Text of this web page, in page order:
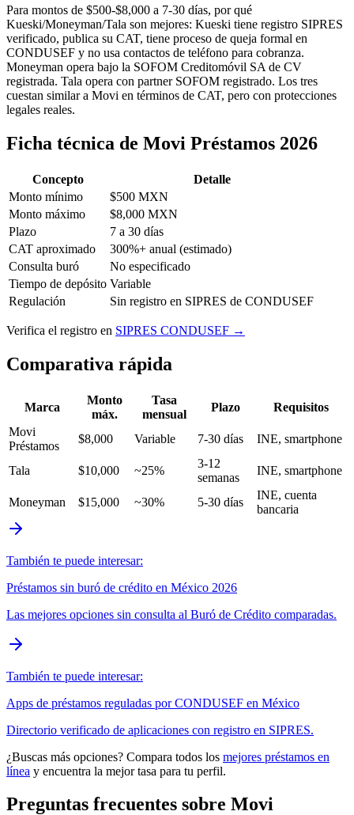
Para montos de $500-$8,000 a 7-30 días, por qué
Kueski/Moneyman/Tala son mejores: Kueski tiene registro SIPRES
verificado, publica su CAT, tiene proceso de queja formal en
CONDUSEF y no usa contactos de teléfono para cobranza.
Moneyman opera bajo la SOFOM Creditomóvil SA de CV
registrada. Tala opera con partner SOFOM registrado. Los tres
cuestan similar a Movi en términos de CAT, pero con protecciones
legales reales.
Ficha técnica de Movi Préstamos 2026
Concepto
Detalle
Monto mínimo
$500 MXN
Monto máximo
$8,000 MXN
Plazo
7 a 30 días
CAT aproximado
300%+ anual (estimado)
Consulta buró
No especificado
Tiempo de depósito Variable
Regulación
Sin registro en SIPRES de CONDUSEF
Verifica el registro en SIPRES CONDUSEF →
Comparativa rápida
Marca
Monto
máx.
Tasa
mensual
Plazo
Requisitos
Movi
Préstamos
$8,000 Variable 7-30 días INE, smartphone
Tala $10,000 ~25%
3-12
semanas
INE, smartphone
Moneyman $15,000 ~30% 5-30 días
INE, cuenta
bancaria
También te puede interesar:
Préstamos sin buró de crédito en México 2026
Las mejores opciones sin consulta al Buró de Crédito comparadas.
También te puede interesar:
Apps de préstamos reguladas por CONDUSEF en México
Directorio verificado de aplicaciones con registro en SIPRES.
¿Buscas más opciones? Compara todos los mejores préstamos en
línea y encuentra la mejor tasa para tu perfil.
Preguntas frecuentes sobre Movi